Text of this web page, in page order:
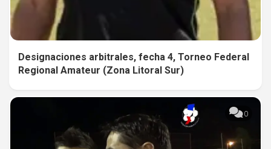
Designaciones arbitrales, fecha 4, Torneo Federal
Regional Amateur (Zona Litoral Sur)
0